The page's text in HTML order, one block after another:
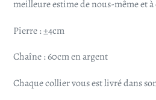
meilleure estime de nous-même et
Pierre : ±4cm
Chaîne : 60cm en argent
Chaque collier vous est livré dans